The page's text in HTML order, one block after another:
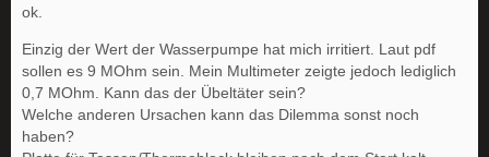
ok.
Einzig der Wert der Wasserpumpe hat mich irritiert. Laut pdf
sollen es 9 MOhm sein. Mein Multimeter zeigte jedoch lediglich
0,7 MOhm. Kann das der Übeltäter sein?
Welche anderen Ursachen kann das Dilemma sonst noch
haben?